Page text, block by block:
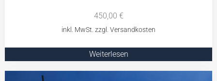
450,00 €
Weiterlesen